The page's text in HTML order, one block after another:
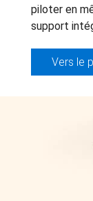
piloter en
support
Vers le